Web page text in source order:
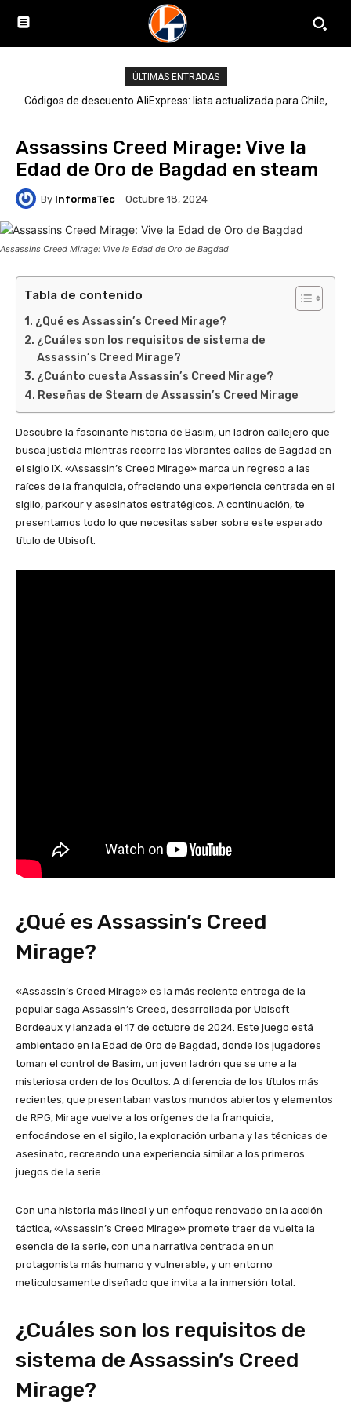
ÚLTIMAS ENTRADAS
Códigos de descuento AliExpress: lista actualizada para Chile,
Assassins Creed Mirage: Vive la
Edad de Oro de Bagdad en steam
By InformaTec Octubre 18, 2024
Assassins Creed Mirage: Vive la Edad de Oro de Bagdad
Tabla de contenido
¿Qué es Assassin’s Creed Mirage?
¿Cuáles son los requisitos de sistema de
Assassin’s Creed Mirage?
¿Cuánto cuesta Assassin’s Creed Mirage?
Reseñas de Steam de Assassin’s Creed Mirage
Descubre la fascinante historia de Basim, un ladrón callejero que
busca justicia mientras recorre las vibrantes calles de Bagdad en
el siglo IX. «Assassin’s Creed Mirage» marca un regreso a las
raíces de la franquicia, ofreciendo una experiencia centrada en el
sigilo, parkour y asesinatos estratégicos. A continuación, te
presentamos todo lo que necesitas saber sobre este esperado
título de Ubisoft.
¿Qué es Assassin’s Creed
Mirage?
«Assassin’s Creed Mirage» es la más reciente entrega de la
popular saga Assassin’s Creed, desarrollada por Ubisoft
Bordeaux y lanzada el 17 de octubre de 2024. Este juego está
ambientado en la Edad de Oro de Bagdad, donde los jugadores
toman el control de Basim, un joven ladrón que se une a la
misteriosa orden de los Ocultos. A diferencia de los títulos más
recientes, que presentaban vastos mundos abiertos y elementos
de RPG, Mirage vuelve a los orígenes de la franquicia,
enfocándose en el sigilo, la exploración urbana y las técnicas de
asesinato, recreando una experiencia similar a los primeros
juegos de la serie.
Con una historia más lineal y un enfoque renovado en la acción
táctica, «Assassin’s Creed Mirage» promete traer de vuelta la
esencia de la serie, con una narrativa centrada en un
protagonista más humano y vulnerable, y un entorno
meticulosamente diseñado que invita a la inmersión total.
¿Cuáles son los requisitos de
sistema de Assassin’s Creed
Mirage?